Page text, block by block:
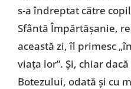
s-a îndreptat către
Sfântă Împărtășanie,
această zi, îl primesc
viața lor”. Și, chiar
Botezului, odată și cu